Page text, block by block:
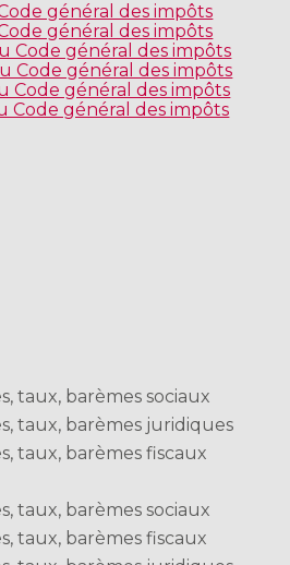
général des impôts
général des impôts
Code général des impôts
Code général des impôts
Code général des impôts
Code général des impôts
taux, barèmes sociaux
taux, barèmes juridiques
taux, barèmes fiscaux
taux, barèmes sociaux
taux, barèmes fiscaux